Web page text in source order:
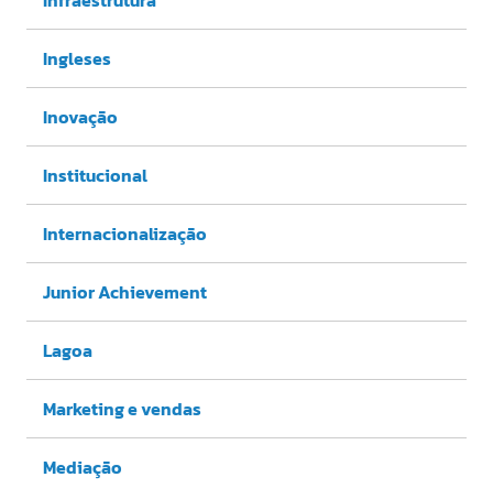
Ingleses
Inovação
Institucional
Internacionalização
Junior Achievement
Lagoa
Marketing e vendas
Mediação